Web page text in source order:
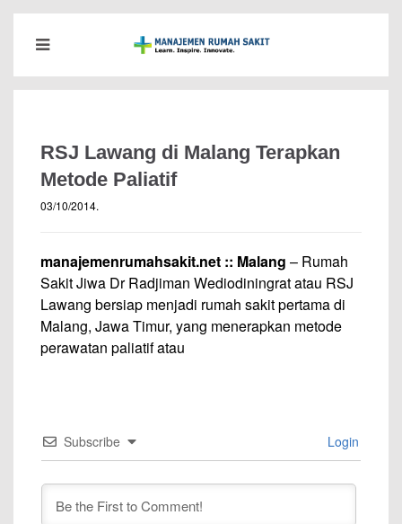
RSJ Lawang di Malang Terapkan
Metode Paliatif
03/10/2014.
manajemenrumahsakit.net :: Malang – Rumah
Sakit Jiwa Dr Radjiman Wediodiningrat atau RSJ
Lawang bersiap menjadi rumah sakit pertama di
Malang, Jawa Timur, yang menerapkan metode
perawatan paliatif atau
Subscribe Login